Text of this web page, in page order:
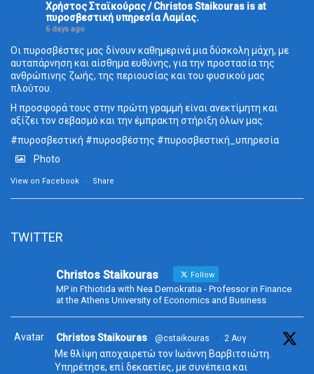
Χρήστος Σταϊκούρας / Christos Staikouras is at
πυροσβεστική υπηρεσία Λαμίας.
6 days ago
Οι πυροσβέστες μας δίνουν καθημερινά μια δύσκολη μάχη, με
αυταπάρνηση και αίσθημα ευθύνης, για την προστασία της
ανθρώπινης ζωής, της περιουσίας και του φυσικού μας
πλούτου.
Η προσφορά τους στην πρώτη γραμμή είναι ανεκτίμητη και
αξίζει τον σεβασμό και την έμπρακτη στήριξη όλων μας.
#πυροσβεστική #πυροσβέστης #πυροσβεστική_υπηρεσία
Photo
View on Facebook · Share
TWITTER
Christos Staikouras Follow
MP in Fthiotida with Nea Demokratia - Professor in Finance
at the Athens University of Economics and Business
Avatar Christos Staikouras @cstaikouras · 2 Αυγ
Με θλίψη αποχαιρετώ τον Ιωάννη Βαρβιτσιώτη.
Υπηρέτησε, επί δεκαετίες, με συνέπεια και